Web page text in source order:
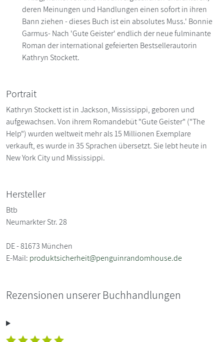
deren Meinungen und Handlungen einen sofort in ihren
Bann ziehen - dieses Buch ist ein absolutes Muss.' Bonnie
Garmus- Nach 'Gute Geister' endlich der neue fulminante
Roman der international gefeierten Bestsellerautorin
Kathryn Stockett.
Portrait
Kathryn Stockett ist in Jackson, Mississippi, geboren und
aufgewachsen. Von ihrem Romandebüt "Gute Geister" ("The
Help") wurden weltweit mehr als 15 Millionen Exemplare
verkauft, es wurde in 35 Sprachen übersetzt. Sie lebt heute in
New York City und Mississippi.
Hersteller
Btb
Neumarkter Str. 28
DE - 81673 München
E-Mail: produktsicherheit@penguinrandomhouse.de
Rezensionen unserer Buchhandlungen